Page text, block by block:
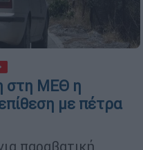
στη ΜΕΘ η
με πέτρα
παραβατική